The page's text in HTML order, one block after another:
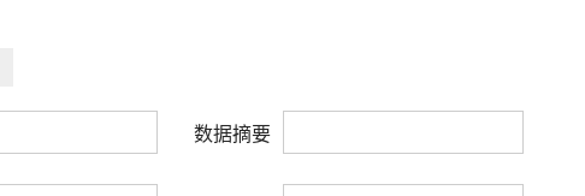
数据摘要